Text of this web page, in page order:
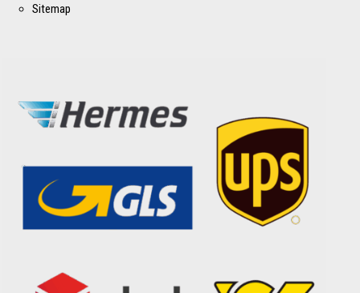
Sitemap